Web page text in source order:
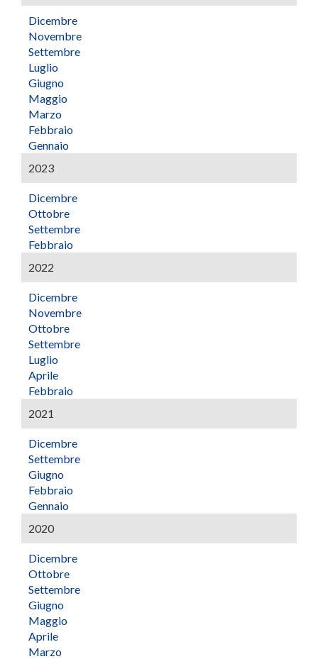
Dicembre
Novembre
Settembre
Luglio
Giugno
Maggio
Marzo
Febbraio
Gennaio
2023
Dicembre
Ottobre
Settembre
Febbraio
2022
Dicembre
Novembre
Ottobre
Settembre
Luglio
Aprile
Febbraio
2021
Dicembre
Settembre
Giugno
Febbraio
Gennaio
2020
Dicembre
Ottobre
Settembre
Giugno
Maggio
Aprile
Marzo